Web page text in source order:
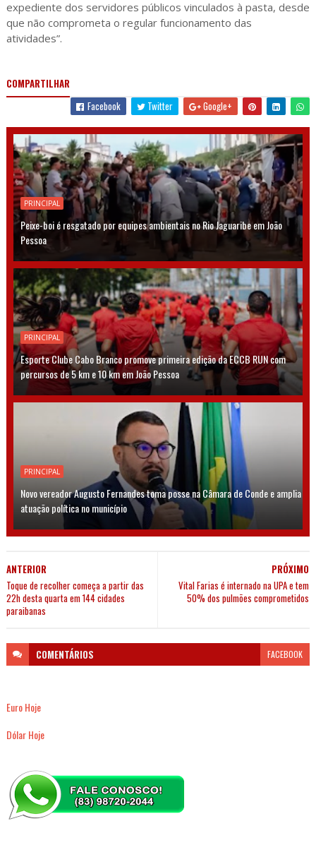
expediente dos servidores públicos vinculados à pasta, desde
que não comprometa o regular funcionamento das
atividades”.
COMPARTILHAR
Facebook
Twitter Google+
PRINCIPAL
Peixe-boi é resgatado por equipes ambientais no Rio Jaguaribe em João
Pessoa
PRINCIPAL
Esporte Clube Cabo Branco promove primeira edição da ECCB RUN com
percursos de 5 km e 10 km em João Pessoa
PRINCIPAL
Novo vereador Augusto Fernandes toma posse na Câmara de Conde e amplia
atuação política no município
PRÓXIMO
Vital Farias é internado na UPA e tem
50% dos pulmões comprometidos
ANTERIOR
Toque de recolher começa a partir das
22h desta quarta em 144 cidades
paraibanas
COMENTÁRIOS FACEBOOK
Euro Hoje
Dólar Hoje